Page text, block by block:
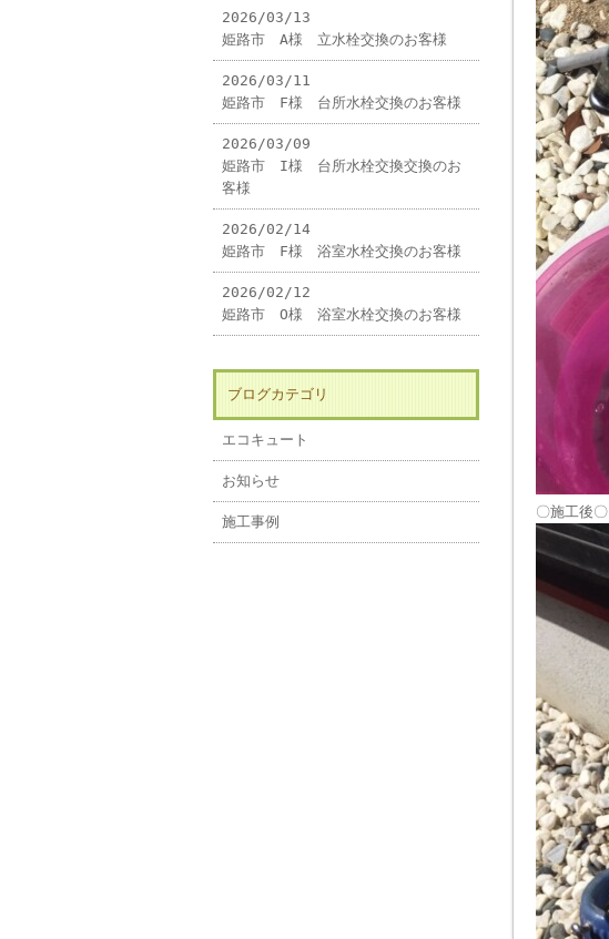
〇施工後〇
2026/03/13
姫路市 A様 立水栓交換のお客様
2026/03/11
姫路市 F様 台所水栓交換のお客様
2026/03/09
姫路市 I様 台所水栓交換交換のお
客様
2026/02/14
姫路市 F様 浴室水栓交換のお客様
2026/02/12
姫路市 O様 浴室水栓交換のお客様
ブログカテゴリ
エコキュート
お知らせ
施工事例